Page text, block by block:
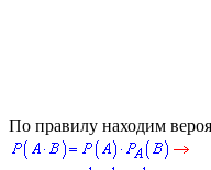
По правилу находим